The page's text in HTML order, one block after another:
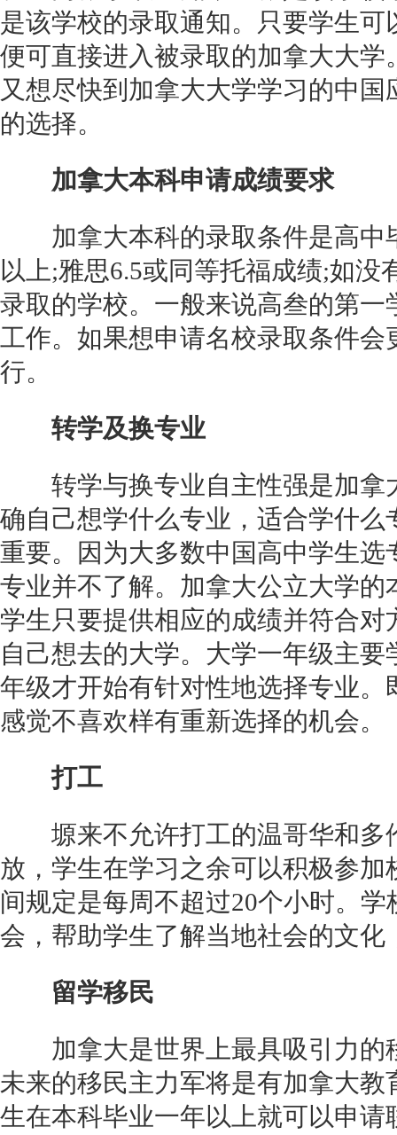
是该学校的录取通知。只要学生
便可直接进入被录取的加拿大大
又想尽快到加拿大大学学习的中
的选择。
加拿大本科申请成绩要求
加拿大本科的录取条件是高中
以上;雅思6.5或同等托福成绩;如
录取的学校。一般来说高叁的第
工作。如果想申请名校录取条件
行。
转学及换专业
转学与换专业自主性强是加拿
确自己想学什么专业，适合学什
重要。因为大多数中国高中学生
专业并不了解。加拿大公立大学
学生只要提供相应的成绩并符合
自己想去的大学。大学一年级主
年级才开始有针对性地选择专业
感觉不喜欢样有重新选择的机会。
打工
塬来不允许打工的温哥华和多
放，学生在学习之余可以积极参
间规定是每周不超过20个小时。
会，帮助学生了解当地社会的文
留学移民
加拿大是世界上最具吸引力的
未来的移民主力军将是有加拿大
生在本科毕业一年以上就可以申